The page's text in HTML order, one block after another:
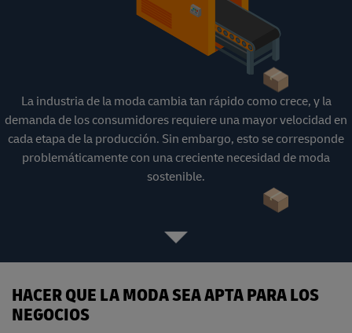
La industria de la moda cambia tan rápido como crece, y la
demanda de los consumidores requiere una mayor velocidad en
cada etapa de la producción. Sin embargo, esto se corresponde
problemáticamente con una creciente necesidad de moda
sostenible.
HACER QUE LA MODA SEA APTA PARA LOS
NEGOCIOS